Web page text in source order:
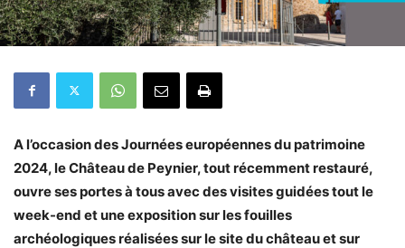
A l’occasion des Journées européennes du patrimoine
2024, le Château de Peynier, tout récemment restauré,
ouvre ses portes à tous avec des visites guidées tout le
week-end et une exposition sur les fouilles
archéologiques réalisées sur le site du château et sur